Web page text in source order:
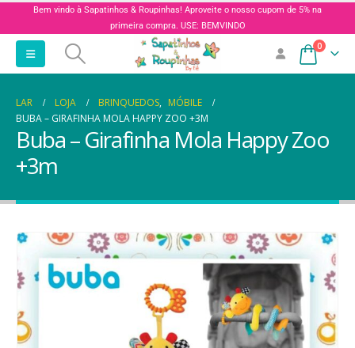
Bem vindo à Sapatinhos & Roupinhas! Aproveite o nosso cupom de 5% na
primeira compra. USE: BEMVINDO
0
LAR LOJA BRINQUEDOS, MÓBILE
BUBA – GIRAFINHA MOLA HAPPY ZOO +3M
Buba – Girafinha Mola Happy Zoo
+3m